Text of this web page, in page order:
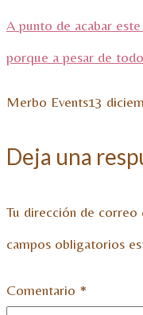
A punto de acabar
porque a pesar de
Merbo Events13
Deja una
Tu dirección de correo
campos obligatorios
Comentario *